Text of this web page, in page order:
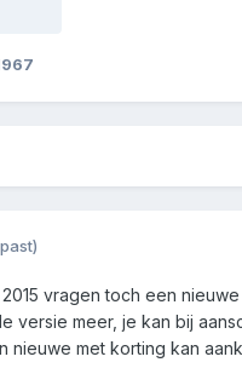
vragen toch een
versie meer, je kan bij
nieuwe met korting kan